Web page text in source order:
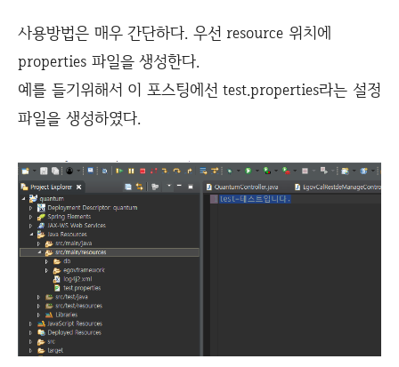
사용방법은 매우 간단하다. 우선 resource 위치에
properties 파일을 생성한다.
예를 들기위해서 이 포스팅에선 test.properties라는 설정
파일을 생성하였다.